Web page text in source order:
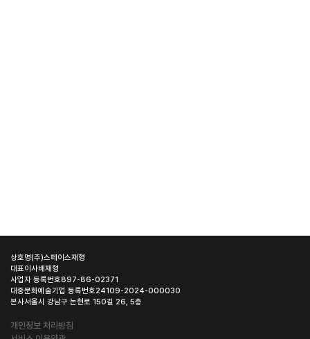
상호명(주)스페이스재형
대표이사배재형
사업자 등록번호897-86-02371
대중문화예술기업 등록번호24109-2024-000030
본사서울시 강남구 논현로 150길 26, 5층
개인정보 처리방침